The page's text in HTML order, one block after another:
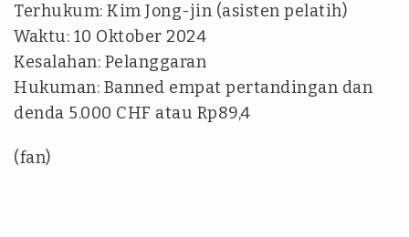
Terhukum: Kim Jong-jin (asisten pelatih)
Waktu: 10 Oktober 2024
Kesalahan: Pelanggaran
Hukuman: Banned empat pertandingan dan
denda 5.000 CHF atau Rp89,4
(fan)